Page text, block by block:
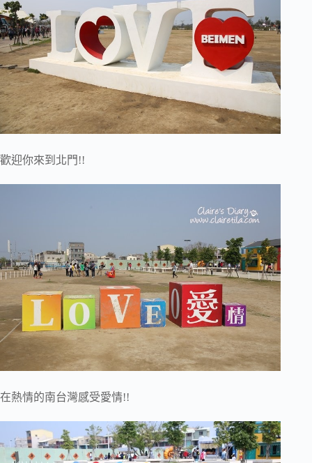
歡迎你來到北門!!
在熱情的南台灣感受愛情!!